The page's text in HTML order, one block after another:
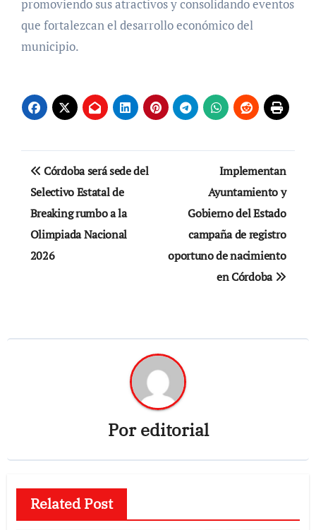
promoviendo sus atractivos y consolidando eventos
que fortalezcan el desarrollo económico del
municipio.
Navegación
de
entradas
Córdoba será sede del
Selectivo Estatal de
Breaking rumbo a la
Olimpiada Nacional
2026
Implementan
Ayuntamiento y
Gobierno del Estado
campaña de registro
oportuno de nacimiento
en Córdoba
Poreditorial
Related Post